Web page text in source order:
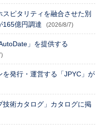
ピタリティを融合させた別
165億円調達
(2026/8/7)
」を提供する
を発行・運営する「JPYC」が
技術カタログ」カタログに掲